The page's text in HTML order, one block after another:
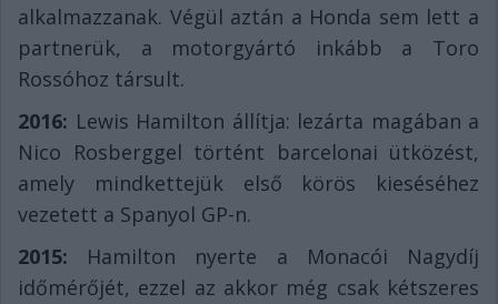
alkalmazzanak. Végül aztán a Honda sem lett a
partnerük, a motorgyártó inkább a Toro
Rossóhoz társult.
2016: Lewis Hamilton állítja: lezárta magában a
Nico Rosberggel történt barcelonai ütközést,
amely mindkettejük első körös kieséséhez
vezetett a Spanyol GP-n.
2015: Hamilton nyerte a Monacói Nagydíj
időmérőjét, ezzel az akkor még csak kétszeres